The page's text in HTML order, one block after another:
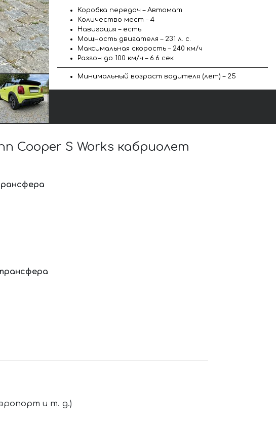
Коробка передач – Автомат
Количество мест – 4
Навигация – есть
Мощность двигателя – 231 л. с.
Максимальная скорость – 240 км/ч
Разгон до 100 км/ч – 6.6 сек
Минимальный возраст водителя (лет) – 25
Cooper S Works кабриолет
и т. д.)